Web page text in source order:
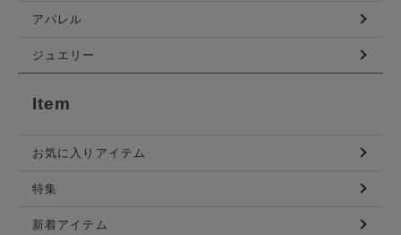
アパレル
ジュエリー
Item
お気に入りアイテム
特集
新着アイテム